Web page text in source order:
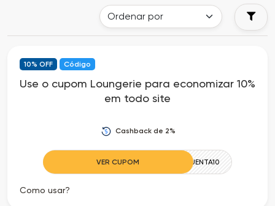
Todos
os
10% OFF Código
Use o cupom Loungerie para economizar 10%
em todo site
Cashback de 2%
VER CUPOM ESQUENTA10
Como usar?